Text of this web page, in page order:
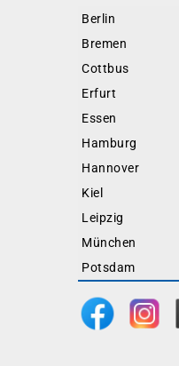
Berlin
Bremen
Cottbus
Erfurt
Essen
Hamburg
Hannover
Kiel
Leipzig
München
Potsdam